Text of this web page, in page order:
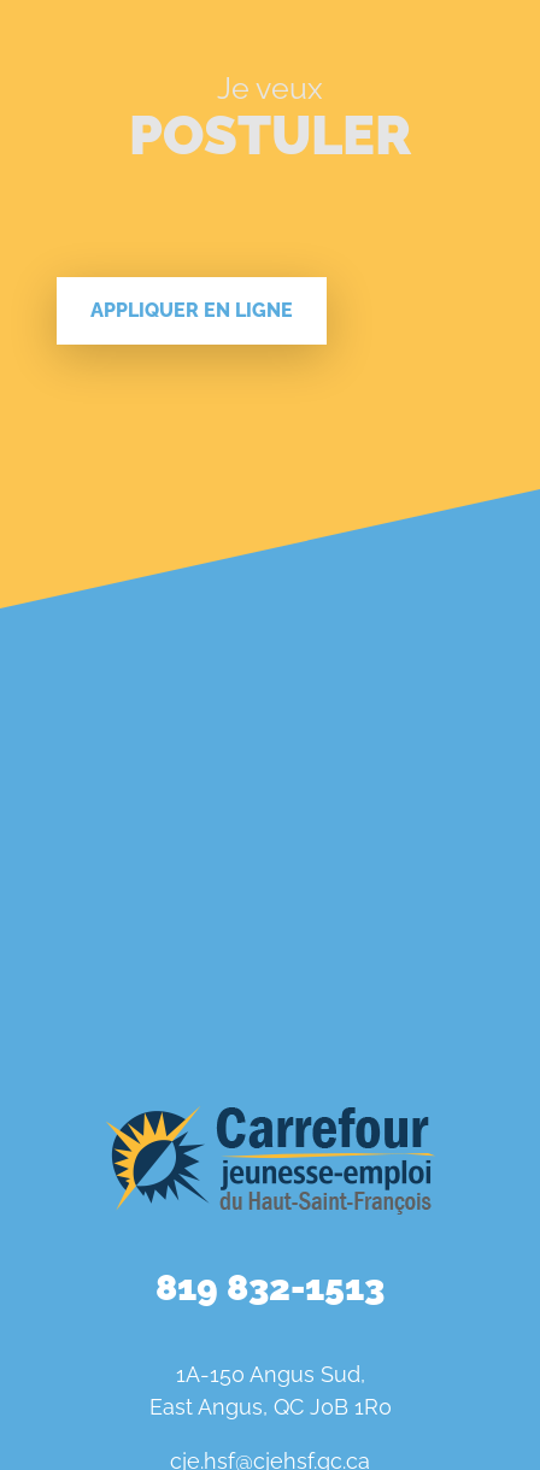
Je veux
POSTULER
APPLIQUER EN LIGNE
819 832-1513
1A-150 Angus Sud,
East Angus, QC J0B 1R0
cje.hsf@cjehsf.qc.ca